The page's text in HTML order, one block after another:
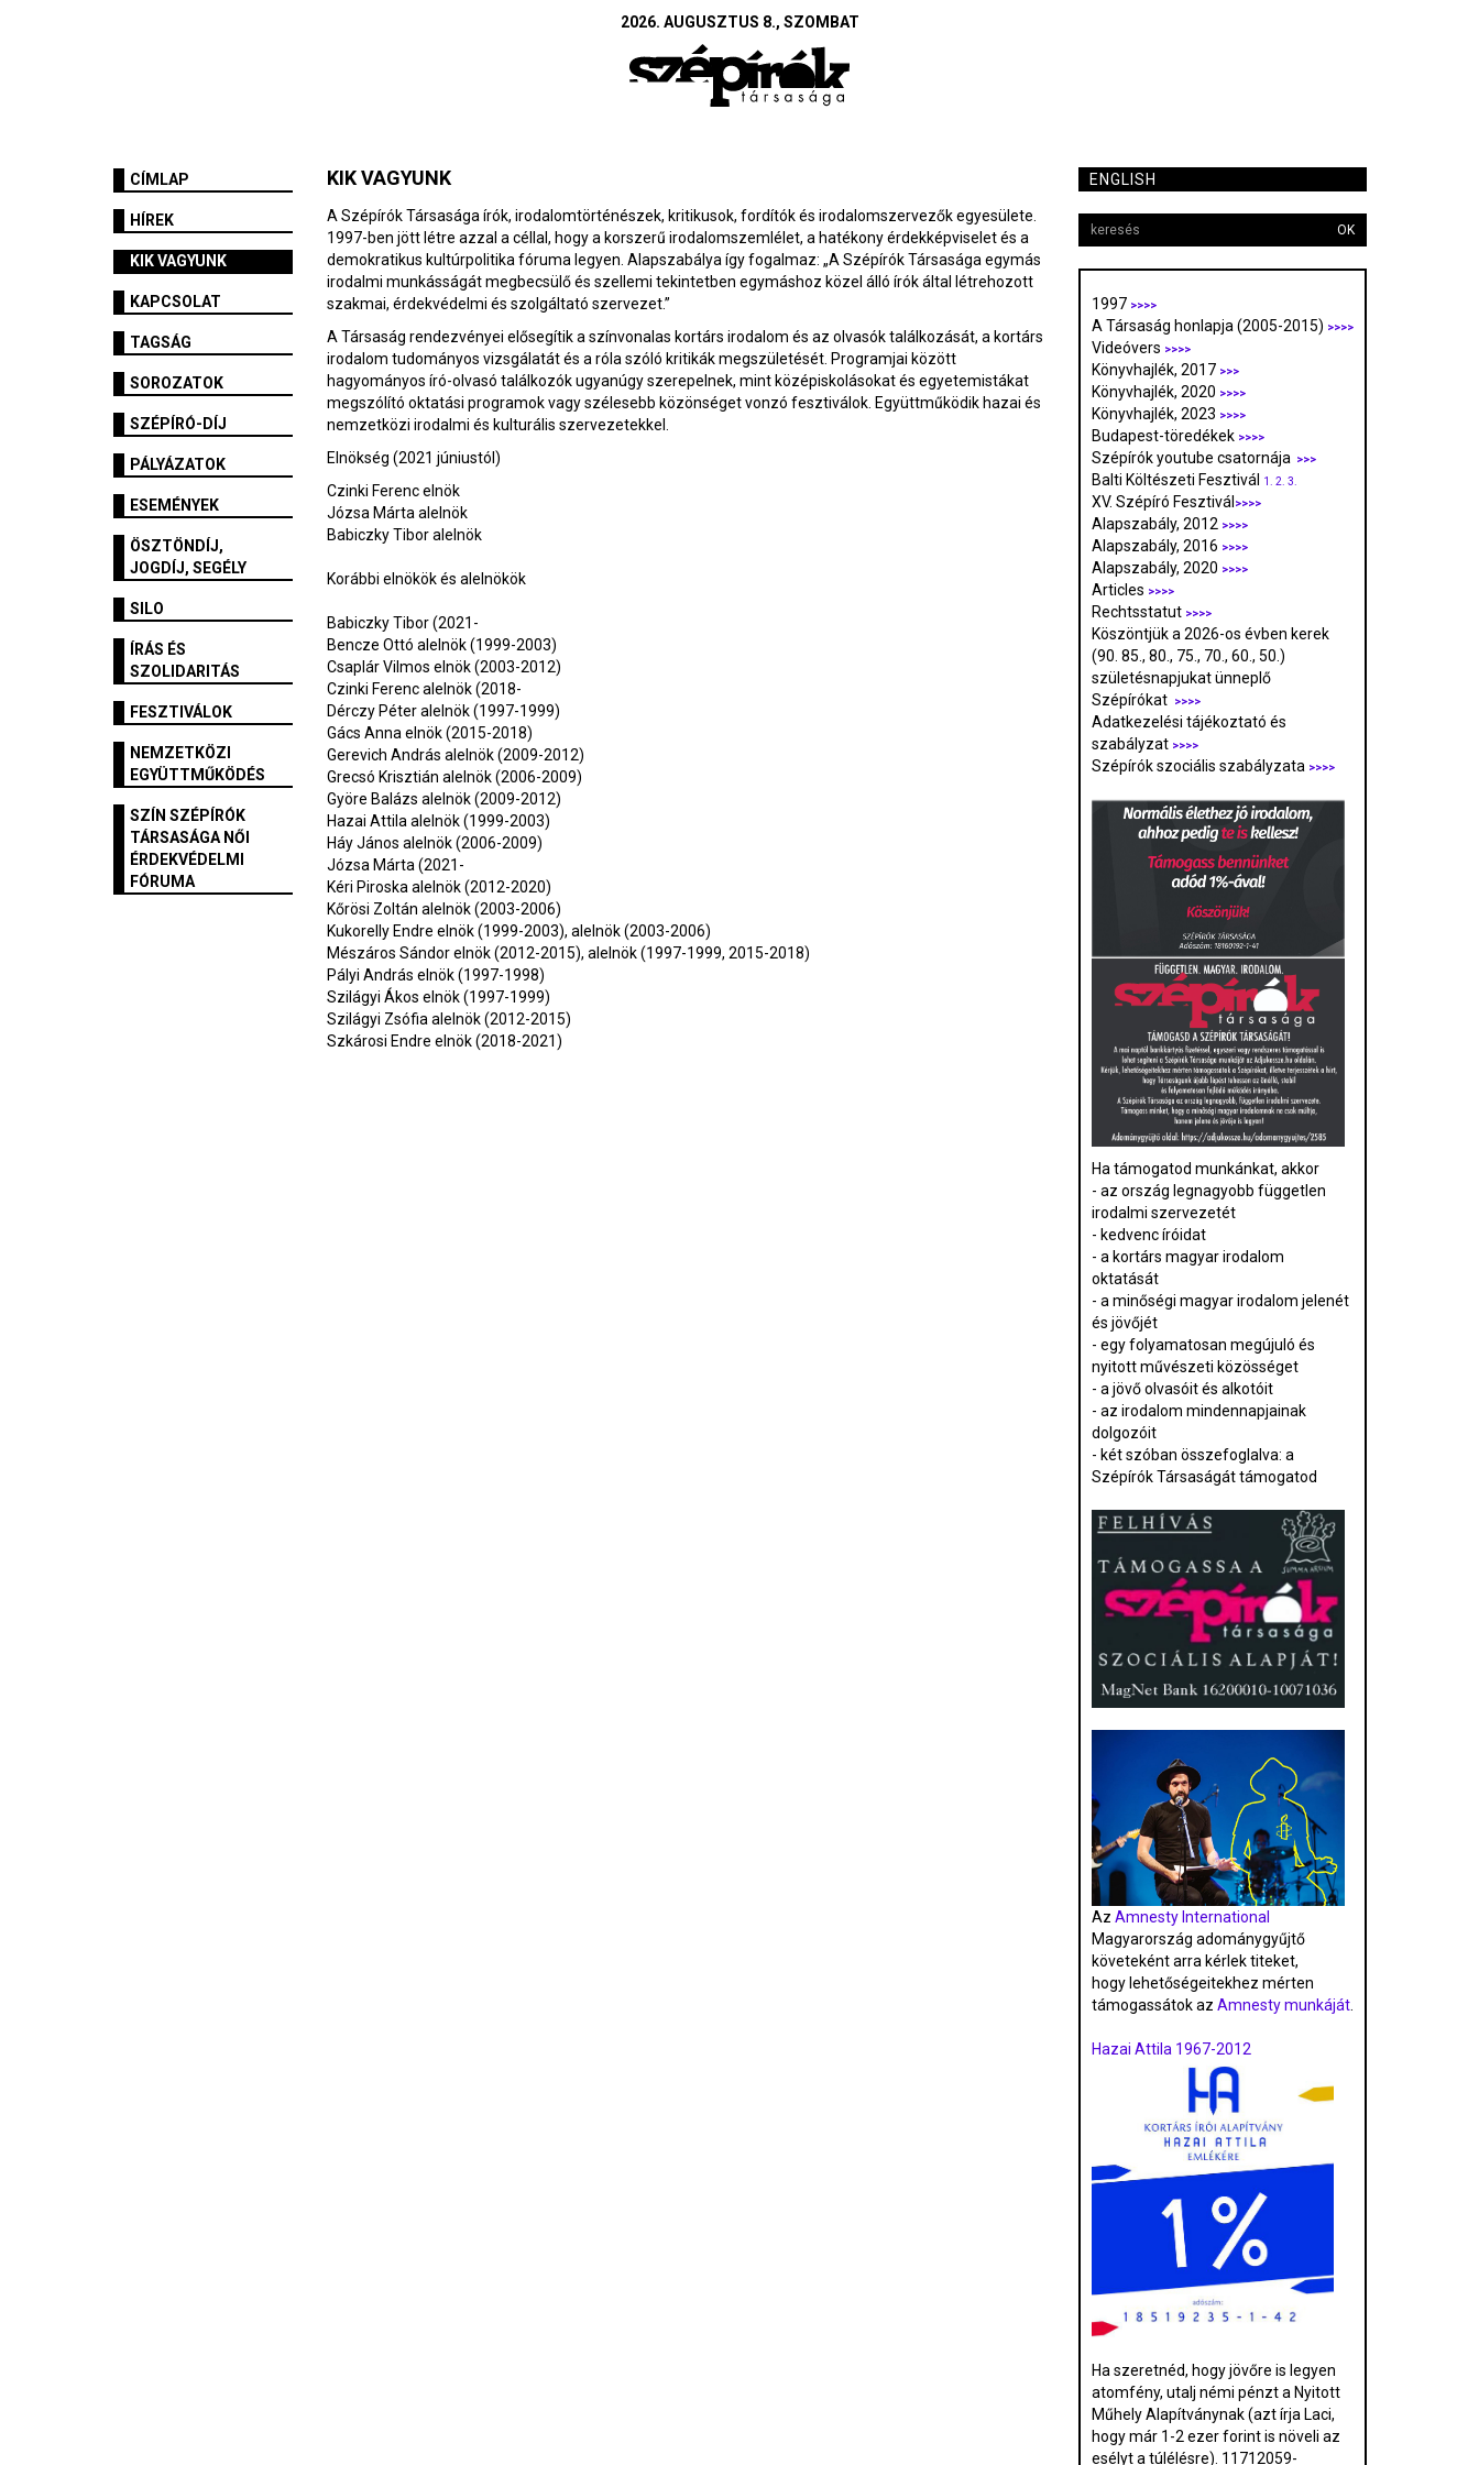
2026. AUGUSZTUS 8., SZOMBAT
CÍMLAP
HÍREK
KIK VAGYUNK
KAPCSOLAT
TAGSÁG
SOROZATOK
SZÉPÍRÓ-DÍJ
PÁLYÁZATOK
ESEMÉNYEK
ÖSZTÖNDÍJ,
JOGDÍJ, SEGÉLY
SILO
ÍRÁS ÉS
SZOLIDARITÁS
FESZTIVÁLOK
NEMZETKÖZI
EGYÜTTMŰKÖDÉS
SZÍN SZÉPÍRÓK
TÁRSASÁGA NŐI
ÉRDEKVÉDELMI
FÓRUMA
KIK VAGYUNK
A Szépírók Társasága írók, irodalomtörténészek, kritikusok, fordítók és irodalomszervezők egyesülete.
1997-ben jött létre azzal a céllal, hogy a korszerű irodalomszemlélet, a hatékony érdekképviselet és a
demokratikus kultúrpolitika fóruma legyen. Alapszabálya így fogalmaz: „A Szépírók Társasága egymás
irodalmi munkásságát megbecsülő és szellemi tekintetben egymáshoz közel álló írók által létrehozott
szakmai, érdekvédelmi és szolgáltató szervezet.”
A Társaság rendezvényei elősegítik a színvonalas kortárs irodalom és az olvasók találkozását, a kortárs
irodalom tudományos vizsgálatát és a róla szóló kritikák megszületését. Programjai között
hagyományos író-olvasó találkozók ugyanúgy szerepelnek, mint középiskolásokat és egyetemistákat
megszólító oktatási programok vagy szélesebb közönséget vonzó fesztiválok. Együttműködik hazai és
nemzetközi irodalmi és kulturális szervezetekkel.
Elnökség (2021 júniustól)
Czinki Ferenc elnök
Józsa Márta alelnök
Babiczky Tibor alelnök
Korábbi elnökök és alelnökök
Babiczky Tibor (2021-
Bencze Ottó alelnök (1999-2003)
Csaplár Vilmos elnök (2003-2012)
Czinki Ferenc alelnök (2018-
Dérczy Péter alelnök (1997-1999)
Gács Anna elnök (2015-2018)
Gerevich András alelnök (2009-2012)
Grecsó Krisztián alelnök (2006-2009)
Györe Balázs alelnök (2009-2012)
Hazai Attila alelnök (1999-2003)
Háy János alelnök (2006-2009)
Józsa Márta (2021-
Kéri Piroska alelnök (2012-2020)
Kőrösi Zoltán alelnök (2003-2006)
Kukorelly Endre elnök (1999-2003), alelnök (2003-2006)
Mészáros Sándor elnök (2012-2015), alelnök (1997-1999, 2015-2018)
Pályi András elnök (1997-1998)
Szilágyi Ákos elnök (1997-1999)
Szilágyi Zsófia alelnök (2012-2015)
Szkárosi Endre elnök (2018-2021)
ENGLISH
OK
1997 >>>>
A Társaság honlapja (2005-2015) >>>>
Videóvers >>>>
Könyvhajlék, 2017 >>>
Könyvhajlék, 2020 >>>>
Könyvhajlék, 2023 >>>>
Budapest-töredékek >>>>
Szépírók youtube csatornája >>>
Balti Költészeti Fesztivál 1. 2. 3.
XV. Szépíró Fesztivál >>>>
Alapszabály, 2012 >>>>
Alapszabály, 2016 >>>>
Alapszabály, 2020 >>>>
Articles >>>>
Rechtsstatut >>>>
Köszöntjük a 2026-os évben kerek
(90. 85., 80., 75., 70., 60., 50.)
születésnapjukat ünneplő
Szépírókat
>>>>
Adatkezelési tájékoztató és
szabályzat >>>>
Szépírók szociális szabályzata >>>>
Ha támogatod munkánkat, akkor
- az ország legnagyobb független
irodalmi szervezetét
- kedvenc íróidat
- a kortárs magyar irodalom
oktatását
- a minőségi magyar irodalom jelenét
és jövőjét
- egy folyamatosan megújuló és
nyitott művészeti közösséget
- a jövő olvasóit és alkotóit
- az irodalom mindennapjainak
dolgozóit
- két szóban összefoglalva: a
Szépírók Társaságát támogatod
Az Amnesty International
Magyarország adománygyűjtő
követeként arra kérlek titeket,
hogy lehetőségeitekhez mérten
támogassátok az Amnesty munkáját.
Hazai Attila 1967-2012
Ha szeretnéd, hogy jövőre is legyen
atomfény, utalj némi pénzt a Nyitott
Műhely Alapítványnak (azt írja Laci,
hogy már 1-2 ezer forint is növeli az
esélyt a túlélésre). 11712059-